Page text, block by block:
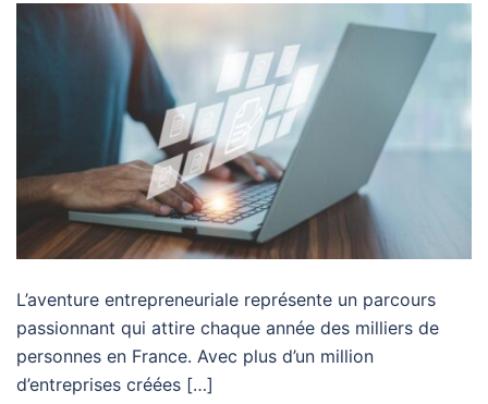
L’aventure entrepreneuriale représente un parcours
passionnant qui attire chaque année des milliers de
personnes en France. Avec plus d’un million
d’entreprises créées […]